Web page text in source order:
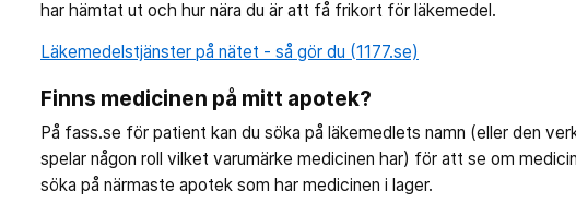
har hämtat ut och hur nära du är att få frikort för läkemedel.
Läkemedelstjänster på nätet - så gör du (1177.se)
Finns medicinen på mitt apotek?
På fass.se för patient kan du söka på läkemedlets namn (eller den
spelar någon roll vilket varumärke medicinen har) för att se om
söka på närmaste apotek som har medicinen i lager.